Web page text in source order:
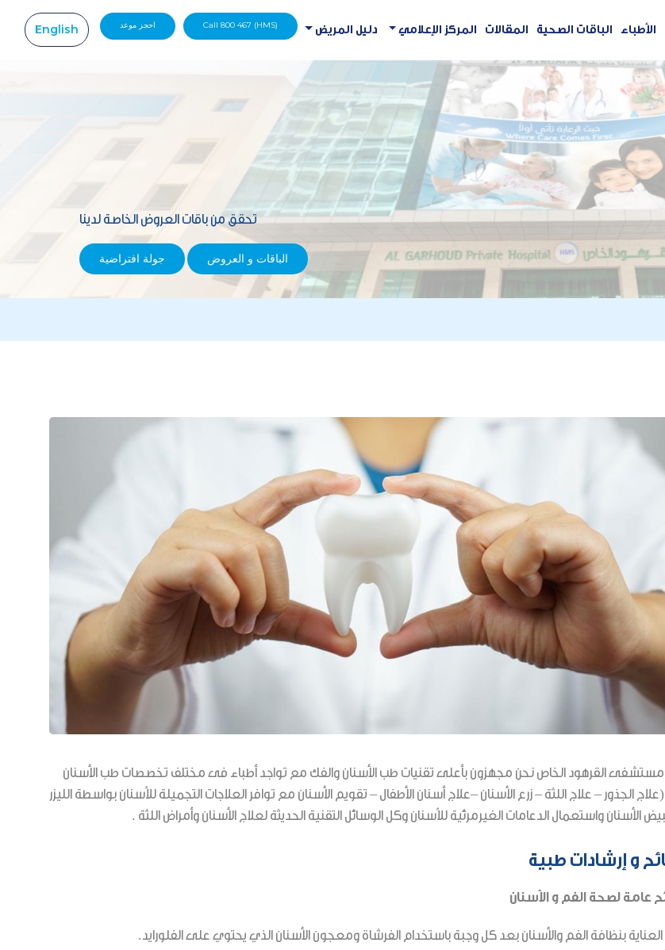
الأطباء الباقات الصحية المقالات المركز الإعلامي دليل المريض Call 800 467 (HMS) احجز موعد English
تحقق من باقات العروض الخاصة لدينا
الباقات و العروض جولة افتراضية
القرهود الخاص نحن مجهزون بأعلى تقنيات طب الأسنان والفك مع تواجد أطباء فى مختلف تخصصات طب الأسنان
الجذور – علاج اللثة – زرع الأسنان –علاج أسنان الأطفال – تقويم الأسنان مع توافر العلاجات التجميلة للأسنان بواسطة الليزر
الأسنان واستعمال الدعامات الغيرمرئية للأسنان وكل الوسائل التقنية الحديثة لعلاج الأسنان وأمراض اللثة .
و إرشادات طبية
عامة لصحة الفم و الأسنان
العناية بنظافة الفم والأسنان بعد كل وجبة باستخدام الفرشاة ومعجون الأسنان الذي يحتوي على الفلورايد.